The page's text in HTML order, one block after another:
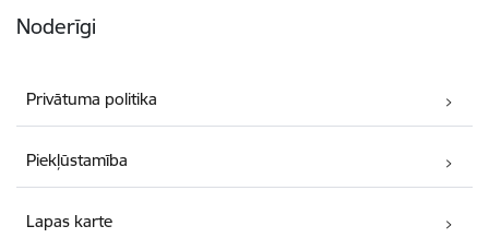
Noderīgi
Privātuma politika
Piekļūstamība
Lapas karte